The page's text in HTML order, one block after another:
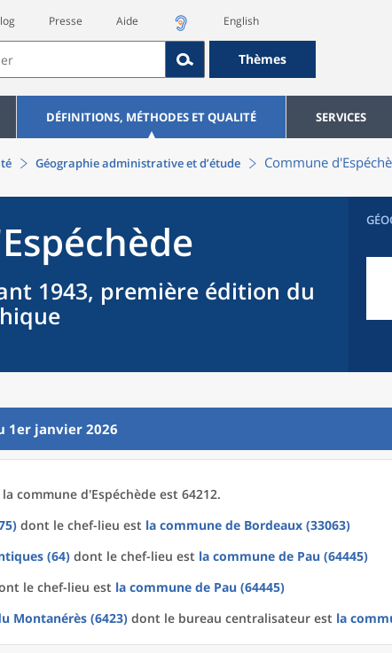
Presse Aide English
Thèmes
DÉFINITIONS, MÉTHODES ET QUALITÉ SERVICES
Géographie administrative et d’étude Commune d'
Espéchède
1943, première édition du
1er janvier 2026
commune d'Espéchède est 64212.
dont le chef-lieu est la commune de Bordeaux (33063)
(64) dont le chef-lieu est la commune de Pau (64445)
le chef-lieu est la commune de Pau (64445)
Montanérès (6423) dont le bureau centralisateur est la